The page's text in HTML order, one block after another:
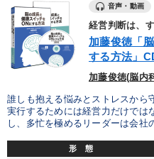
音声・動画
経営判断は、
加藤俊徳「
する方法」
加藤俊徳(脳内
誰しも抱える悩みとストレスか
実行するためには経営力だけでは
し、多忙を極めるリーダーは会社
形 態